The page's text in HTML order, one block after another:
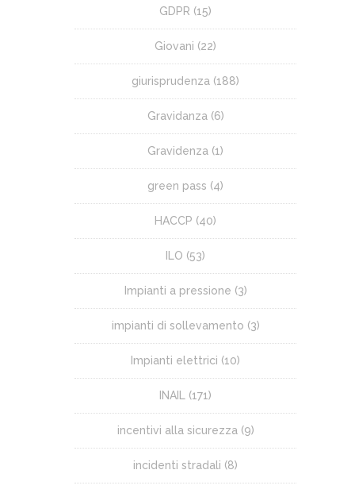
GDPR (15)
Giovani (22)
giurisprudenza (188)
Gravidanza (6)
Gravidenza (1)
green pass (4)
HACCP (40)
ILO (53)
Impianti a pressione (3)
impianti di sollevamento (3)
Impianti elettrici (10)
INAIL (171)
incentivi alla sicurezza (9)
incidenti stradali (8)